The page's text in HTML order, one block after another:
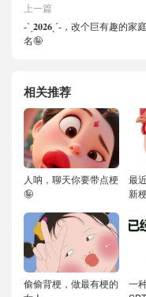
上一篇
˗ˋˏ𝟐𝟎𝟐𝟔ˎˊ˗，改个巨有趣的家
名🤪
相关推荐
人呐，聊天你要带点梗
🤪
最
新
偷偷背梗，做最有梗的
一